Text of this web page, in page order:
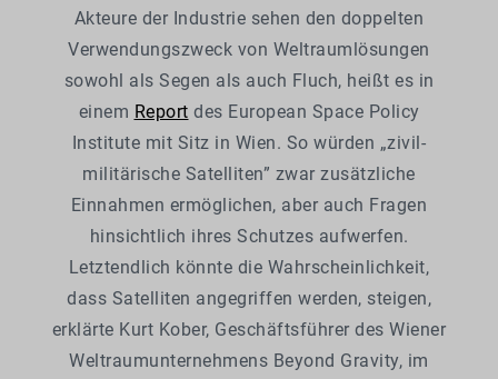
Akteure der Industrie sehen den doppelten
Verwendungszweck von Weltraumlösungen
sowohl als Segen als auch Fluch, heißt es in
einem Report des European Space Policy
Institute mit Sitz in Wien. So würden „zivil-
militärische Satelliten” zwar zusätzliche
Einnahmen ermöglichen, aber auch Fragen
hinsichtlich ihres Schutzes aufwerfen.
Letztendlich könnte die Wahrscheinlichkeit,
dass Satelliten angegriffen werden, steigen,
erklärte Kurt Kober, Geschäftsführer des Wiener
Weltraumunternehmens Beyond Gravity, im